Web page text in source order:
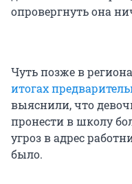
опровергнуть она
Чуть позже в
итогах
выяснили, что
пронести в школу
угроз в адрес
было.